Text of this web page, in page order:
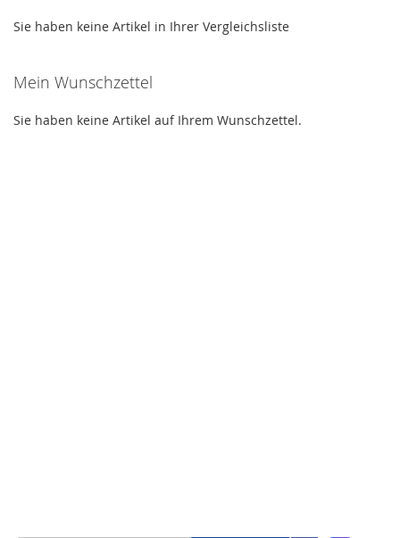
Sie haben keine Artikel in Ihrer Vergleichsliste
Mein Wunschzettel
Sie haben keine Artikel auf Ihrem Wunschzettel.